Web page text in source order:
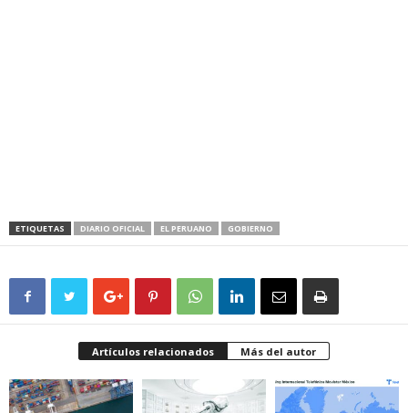
ETIQUETAS DIARIO OFICIAL EL PERUANO GOBIERNO
Artículos relacionados Más del autor